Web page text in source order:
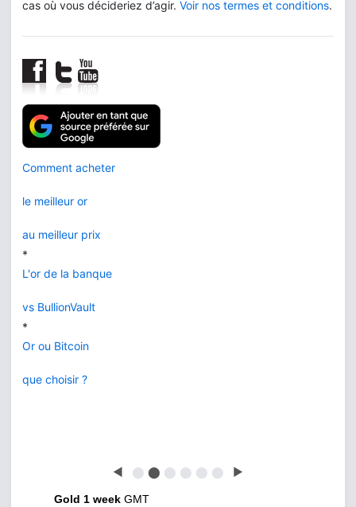
cas où vous décideriez d’agir. Voir nos termes et conditions.
Comment acheter
le meilleur or
au meilleur prix
*
L'or de la banque
vs BullionVault
*
Or ou Bitcoin
que choisir ?
◀ ⬤ ⬤ ⬤ ⬤ ⬤ ⬤ ▶
Gold 1 week GMT